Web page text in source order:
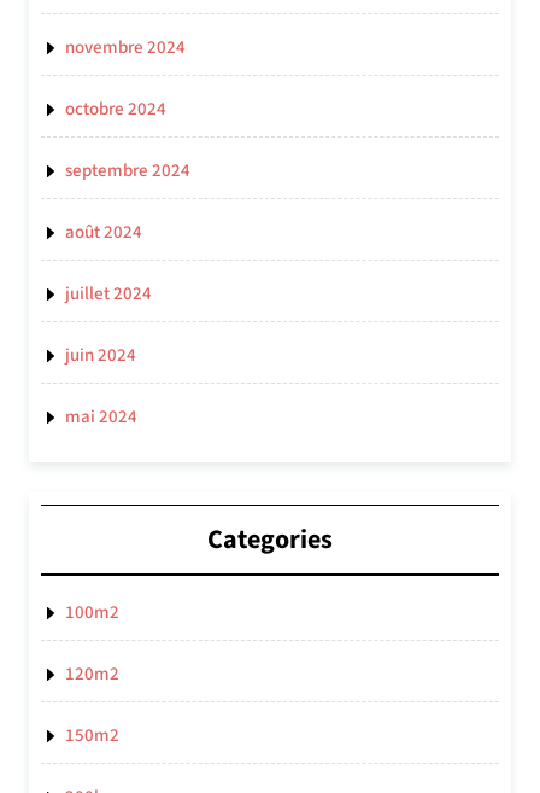
novembre 2024
octobre 2024
septembre 2024
août 2024
juillet 2024
juin 2024
mai 2024
Categories
100m2
120m2
150m2